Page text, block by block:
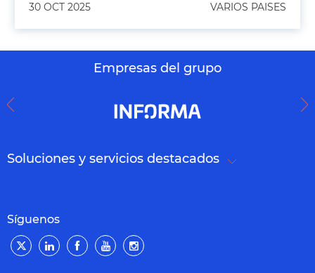
30 OCT 2025 VARIOS PAISES
Empresas del grupo
Soluciones y servicios destacados
Síguenos